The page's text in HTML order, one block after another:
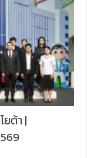
ต้า |